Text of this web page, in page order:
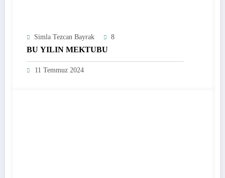
Simla Tezcan Bayrak 8
BU YILIN MEKTUBU
11 Temmuz 2024